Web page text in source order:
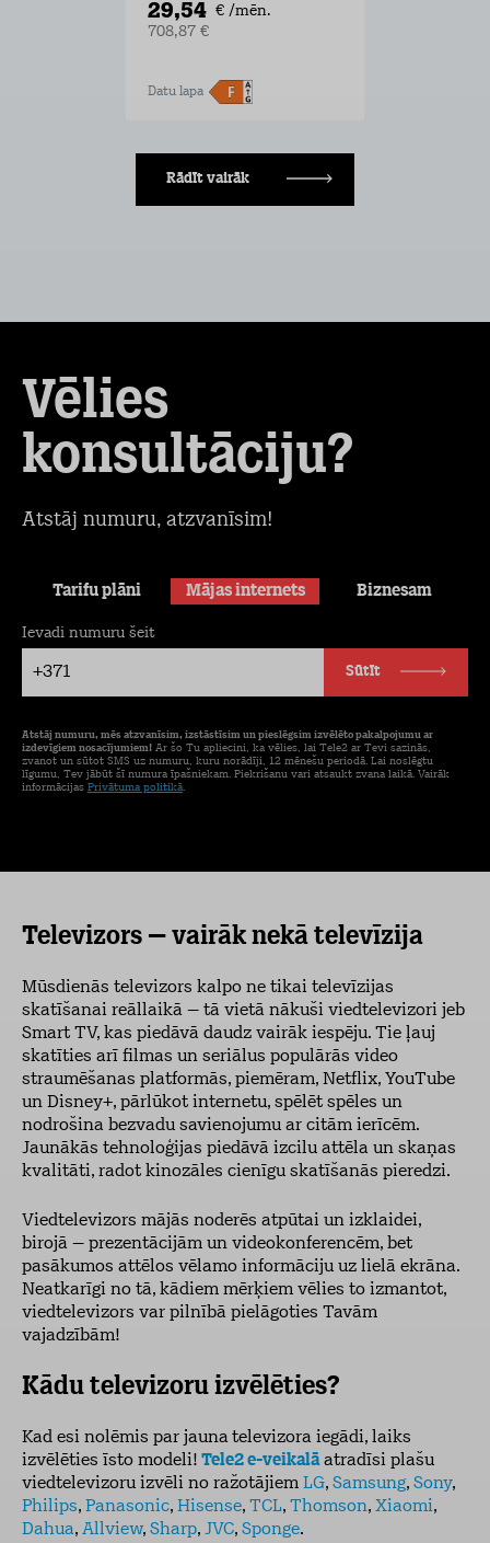
29,54 € /mēn.
708,87 €
Datu lapa
Rādīt vairāk
Vēlies
konsultāciju?
Atstāj numuru, atzvanīsim!
Tarifu plāni Mājas internets Biznesam
+371
Ievadi numuru šeit
Sūtīt
Atstāj numuru, mēs atzvanīsim, izstāstīsim un pieslēgsim izvēlēto pakalpojumu ar
izdevīgiem nosacījumiem! Ar šo Tu apliecini, ka vēlies, lai Tele2 ar Tevi sazinās,
zvanot un sūtot SMS uz numuru, kuru norādīji, 12 mēnešu periodā. Lai noslēgtu
līgumu, Tev jābūt šī numura īpašniekam. Piekrišanu vari atsaukt zvana laikā. Vairāk
informācijas Privātuma politikā.
Televizors – vairāk nekā televīzija
Mūsdienās televizors kalpo ne tikai televīzijas
skatīšanai reāllaikā – tā vietā nākuši viedtelevizori jeb
Smart TV, kas piedāvā daudz vairāk iespēju. Tie ļauj
skatīties arī filmas un seriālus populārās video
straumēšanas platformās, piemēram, Netflix, YouTube
un Disney+, pārlūkot internetu, spēlēt spēles un
nodrošina bezvadu savienojumu ar citām ierīcēm.
Jaunākās tehnoloģijas piedāvā izcilu attēla un skaņas
kvalitāti, radot kinozāles cienīgu skatīšanās pieredzi.
Viedtelevizors mājās noderēs atpūtai un izklaidei,
birojā – prezentācijām un videokonferencēm, bet
pasākumos attēlos vēlamo informāciju uz lielā ekrāna.
Neatkarīgi no tā, kādiem mērķiem vēlies to izmantot,
viedtelevizors var pilnībā pielāgoties Tavām
vajadzībām!
Kādu televizoru izvēlēties?
Kad esi nolēmis par jaunatelevizora iegādi, laiks
izvēlēties īsto modeli! Tele2 e-veikalāatradīsi plašu
viedtelevizoru izvēli no ražotājiem LG, Samsung, Sony,
Philips, Panasonic, Hisense, TCL, Thomson, Xiaomi,
Dahua, Allview, Sharp, JVC, Sponge.